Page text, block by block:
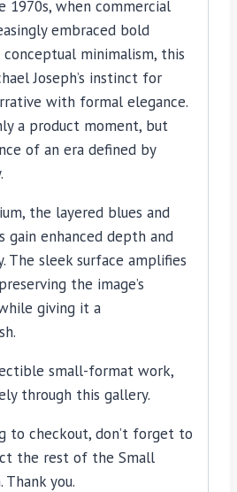
1970s, when commercial
embraced bold
minimalism, this
Joseph’s instinct for
with formal elegance.
a product moment, but
of an era defined by
the layered blues and
gain enhanced depth and
The sleek surface amplifies
the image’s
giving it a
small-format work,
through this gallery.
to checkout, don’t forget to
the rest of the Small
you.